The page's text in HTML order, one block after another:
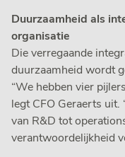
Duurzaamheid als
organisatie
Die verregaande
duurzaamheid wordt
“We hebben vier
legt CFO Geraerts uit.
van R&D tot
verantwoordelijkheid